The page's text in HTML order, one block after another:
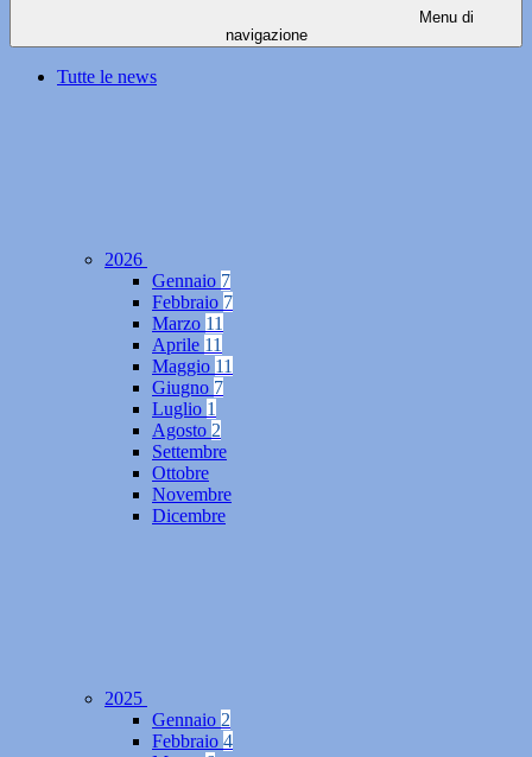
Menu di
navigazione
Tutte le news
2026
Gennaio 7
Febbraio 7
Marzo 11
Aprile 11
Maggio 11
Giugno 7
Luglio 1
Agosto 2
Settembre
Ottobre
Novembre
Dicembre
2025
Gennaio 2
Febbraio 4